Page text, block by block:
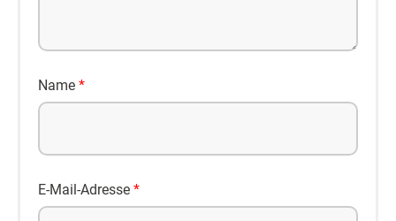
Name *
E-Mail-Adresse *